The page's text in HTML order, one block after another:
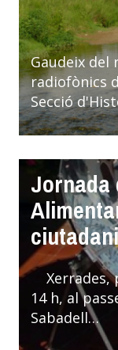
Gaudeix del
radiofònics
Secció
Jornada
Xerrades,
14 h, al
Sabadell…